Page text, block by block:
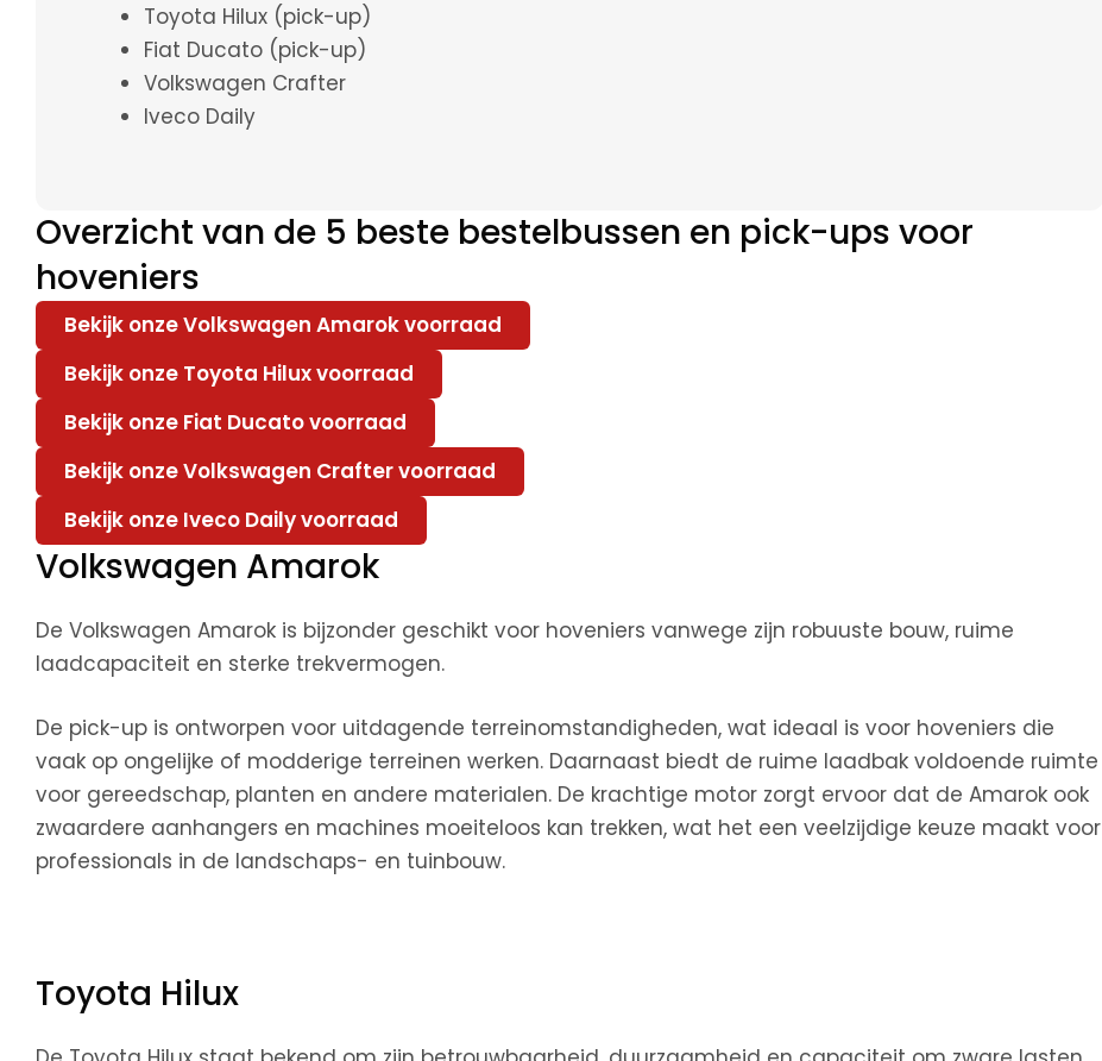
Toyota Hilux (pick-up)
Fiat Ducato (pick-up)
Volkswagen Crafter
Iveco Daily
Overzicht van de 5 beste bestelbussen en pick-ups voor
hoveniers
Bekijk onze Volkswagen Amarok voorraad
Bekijk onze Toyota Hilux voorraad
Bekijk onze Fiat Ducato voorraad
Bekijk onze Volkswagen Crafter voorraad
Bekijk onze Iveco Daily voorraad
Volkswagen Amarok
De Volkswagen Amarok is bijzonder geschikt voor hoveniers vanwege zijn robuuste bouw, ruime
laadcapaciteit en sterke trekvermogen.
De pick-up is ontworpen voor uitdagende terreinomstandigheden, wat ideaal is voor hoveniers die
vaak op ongelijke of modderige terreinen werken. Daarnaast biedt de ruime laadbak voldoende ruimte
voor gereedschap, planten en andere materialen. De krachtige motor zorgt ervoor dat de Amarok ook
zwaardere aanhangers en machines moeiteloos kan trekken, wat het een veelzijdige keuze maakt voor
professionals in de landschaps- en tuinbouw.
Toyota Hilux